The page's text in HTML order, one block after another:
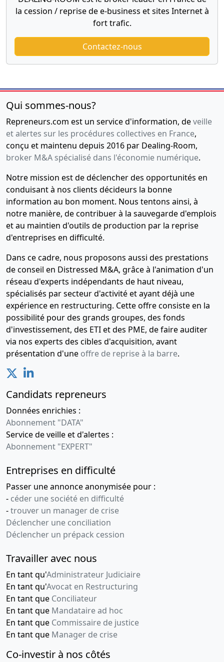
la cession / reprise de e-business et sites Internet à
fort trafic.
Contactez-nous
Qui sommes-nous?
Repreneurs.com est un service d'information, deveille
et alertes sur les procédures collectives en France,
conçu et maintenu depuis 2016 par Dealing-Room,
broker M&A spécialisé dans l'économie numérique.
Notre mission est de déclencher des opportunités en
conduisant à nos clients décideurs la bonne
information au bon moment. Nous tentons ainsi, à
notre manière, de contribuer à la sauvegarde d'emplois
et au maintien d'outils de production par la reprise
d'entreprises en difficulté.
Dans ce cadre, nous proposons aussi des prestations
de conseil en Distressed M&A, grâce à l'animation d'un
réseau d'experts indépendants de haut niveau,
spécialisés par secteur d'activité et ayant déjà une
expérience en restructuring. Cette offre consiste en la
possibilité pour des grands groupes, des fonds
d'investissement, des ETI et des PME, de faire auditer
via nos experts des cibles d'acquisition, avant
présentation d'une offre de reprise à la barre.
Candidats repreneurs
Données enrichies :
Abonnement "DATA"
Service de veille et d'alertes :
Abonnement "EXPERT"
Entreprises en difficulté
Passer une annonce anonymisée pour :
- céder une société en difficulté
-trouver un manager de crise
Déclencher une conciliation
Déclencher un prépack cession
Travailler avec nous
En tant qu'Administrateur Judiciaire
En tant qu'Avocat en Restructuring
En tant que Conciliateur
En tant que Mandataire ad hoc
En tant que Commissaire de justice
En tant que Manager de crise
Co-investir à nos côtés